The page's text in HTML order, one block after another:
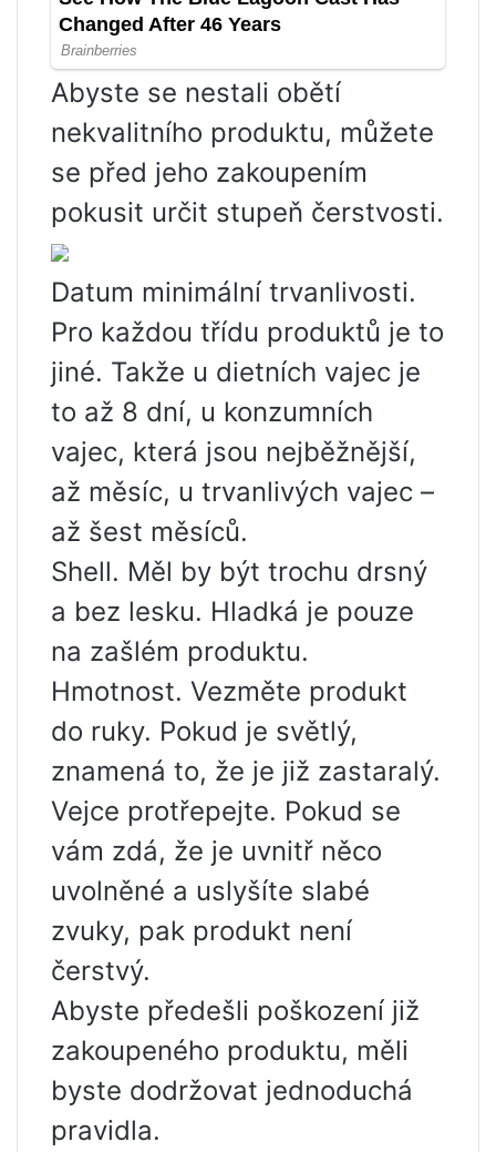
Abyste se nestali obětí
nekvalitního produktu, můžete
se před jeho zakoupením
pokusit určit stupeň čerstvosti.
Datum minimální trvanlivosti.
Pro každou třídu produktů je to
jiné. Takže u dietních vajec je
to až 8 dní, u konzumních
vajec, která jsou nejběžnější,
až měsíc, u trvanlivých vajec –
až šest měsíců.
Shell. Měl by být trochu drsný
a bez lesku. Hladká je pouze
na zašlém produktu.
Hmotnost. Vezměte produkt
do ruky. Pokud je světlý,
znamená to, že je již zastaralý.
Vejce protřepejte. Pokud se
vám zdá, že je uvnitř něco
uvolněné a uslyšíte slabé
zvuky, pak produkt není
čerstvý.
Abyste předešli poškození již
zakoupeného produktu, měli
byste dodržovat jednoduchá
pravidla.